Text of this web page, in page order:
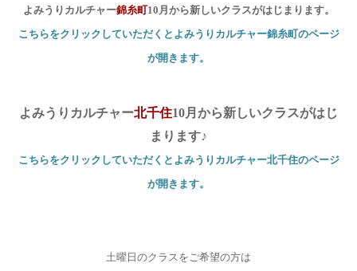
よみうりカルチャー錦糸町10 月から新しいクラスがはじまります。
こちらをクリックしていただくとよみうりカルチャー錦糸町のページ
が開きます。
よみうりカルチャー北千住10月から新しいクラスがはじ
まります♪
こちらをクリックしていただくとよみうりカルチャー北千住のページ
が開きます。
土曜日のクラスをご希望の方は